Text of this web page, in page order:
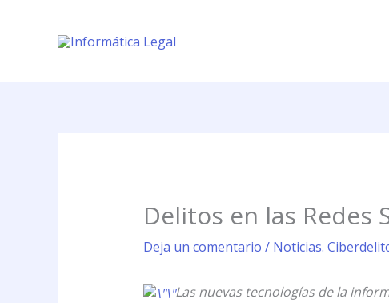
contenido
Delitos en las Redes
Deja un comentario / Noticias.
Las nuevas tecnologías de la